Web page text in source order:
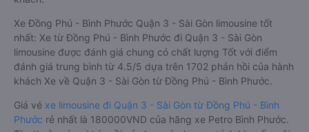
Xe Đồng Phú - Bình Phước Quận 3 - Sài Gòn limousine tốt
nhất: Xe từ Đồng Phú - Bình Phước đi Quận 3 - Sài Gòn
limousine được đánh giá chung có chất lượng Tốt với điểm
đánh giá trung bình từ 4.5/5 dựa trên 1702 phản hồi của hành
khách Xe về Quận 3 - Sài Gòn từ Đồng Phú - Bình Phước.
Giá vé xe limousine đi Quận 3 - Sài Gòn từ Đồng Phú - Bình
Phước rẻ nhất là 180000VND của hãng xe Petro Bình Phước.